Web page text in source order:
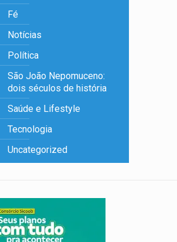
Fé
Notícias
Política
São João Nepomuceno:
dois séculos de história
Saúde e Lifestyle
Tecnologia
Uncategorized